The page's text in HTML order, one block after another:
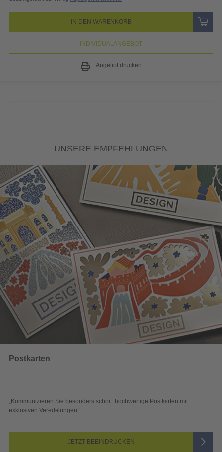
IN DEN WARENKORB
INDIVIDUALANGEBOT
Angebot drucken
UNSERE EMPFEHLUNGEN
Postkarten
„Kommunizieren Sie besonders schön: hochwertige Postkarten mit
exklusiven Veredelungen.“
JETZT BEEINDRUCKEN